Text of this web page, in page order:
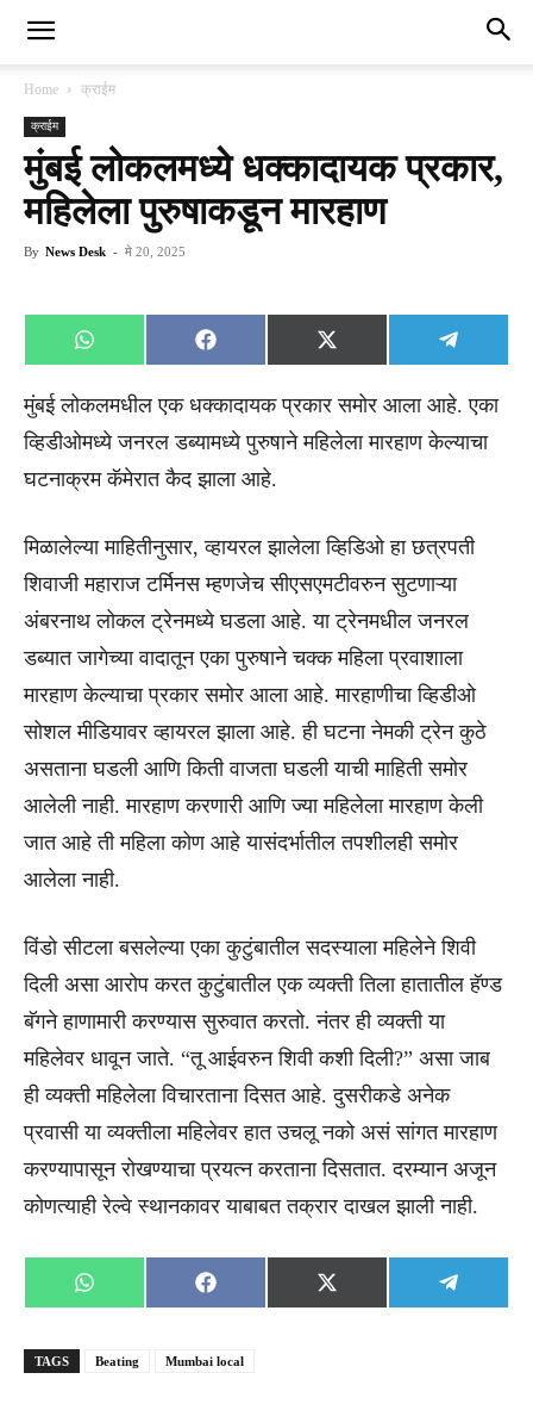
Home क्राईम
क्राईम
मुंबई लोकलमध्ये धक्कादायक प्रकार,
महिलेला पुरुषाकडून मारहाण
By News Desk - मे 20, 2025
Share
on
WhatsApp
Share
on
Facebook
Share
on
X
(Twitter)
Share
on
मुंबई लोकलमधील एक धक्कादायक प्रकार समोर आला आहे. एका
व्हिडीओमध्ये जनरल डब्यामध्ये पुरुषाने महिलेला मारहाण केल्याचा
घटनाक्रम कॅमेरात कैद झाला आहे.
मिळालेल्या माहितीनुसार, व्हायरल झालेला व्हिडिओ हा छत्रपती
शिवाजी महाराज टर्मिनस म्हणजेच सीएसएमटीवरुन सुटणाऱ्या
अंबरनाथ लोकल ट्रेनमध्ये घडला आहे. या ट्रेनमधील जनरल
डब्यात जागेच्या वादातून एका पुरुषाने चक्क महिला प्रवाशाला
मारहाण केल्याचा प्रकार समोर आला आहे. मारहाणीचा व्हिडीओ
सोशल मीडियावर व्हायरल झाला आहे. ही घटना नेमकी ट्रेन कुठे
असताना घडली आणि किती वाजता घडली याची माहिती समोर
आलेली नाही. मारहाण करणारी आणि ज्या महिलेला मारहाण केली
जात आहे ती महिला कोण आहे यासंदर्भातील तपशीलही समोर
आलेला नाही.
विंडो सीटला बसलेल्या एका कुटुंबातील सदस्याला महिलेने शिवी
दिली असा आरोप करत कुटुंबातील एक व्यक्ती तिला हातातील हॅण्ड
बॅगने हाणामारी करण्यास सुरुवात करतो. नंतर ही व्यक्ती या
महिलेवर धावून जाते. “तू आईवरुन शिवी कशी दिली?” असा जाब
ही व्यक्ती महिलेला विचारताना दिसत आहे. दुसरीकडे अनेक
प्रवासी या व्यक्तीला महिलेवर हात उचलू नको असं सांगत मारहाण
करण्यापासून रोखण्याचा प्रयत्न करताना दिसतात. दरम्यान अजून
कोणत्याही रेल्वे स्थानकावर याबाबत तक्रार दाखल झाली नाही.
Share
on
WhatsApp
Share
on
Facebook
Share
on
X
(Twitter)
Share
on
TAGS Beating Mumbai local